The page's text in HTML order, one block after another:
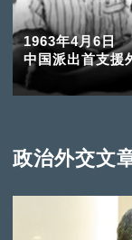
1963年4月6日
中国派出首支援
政治外交文